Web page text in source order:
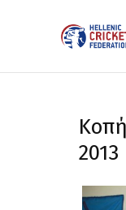
2013